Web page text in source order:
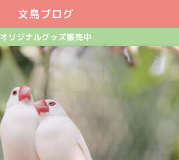
文鳥ブログ
オリジナルグッズ販売中